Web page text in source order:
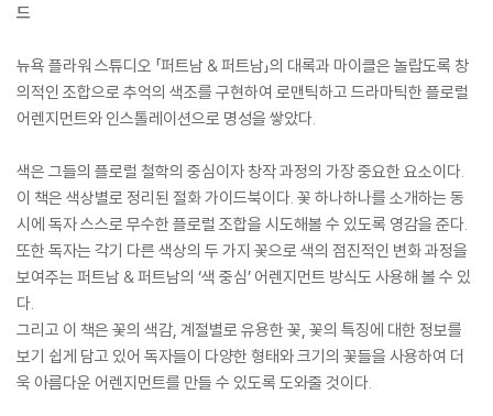
드
뉴욕 플라워 스튜디오 「퍼트남 & 퍼트남」의 대록과 마이클은 놀랍도록 창
의적인 조합으로 추억의 색조를 구현하여 로맨틱하고 드라마틱한 플로럴
어렌지먼트와 인스톨레이션으로 명성을 쌓았다.
색은 그들의 플로럴 철학의 중심이자 창작 과정의 가장 중요한 요소이다.
이 책은 색상별로 정리된 절화 가이드북이다. 꽃 하나하나를 소개하는 동
시에 독자 스스로 무수한 플로럴 조합을 시도해볼 수 있도록 영감을 준다.
또한 독자는 각기 다른 색상의 두 가지 꽃으로 색의 점진적인 변화 과정을
보여주는 퍼트남 & 퍼트남의 ‘색 중심’ 어렌지먼트 방식도 사용해 볼 수 있
다.
그리고 이 책은 꽃의 색감, 계절별로 유용한 꽃, 꽃의 특징에 대한 정보를
보기 쉽게 담고 있어 독자들이 다양한 형태와 크기의 꽃들을 사용하여 더
욱 아름다운 어렌지먼트를 만들 수 있도록 도와줄 것이다.